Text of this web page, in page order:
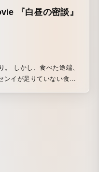
『白昼の密談』
。 しかし、食べた途端、
ちゃっかり。 おいしく補